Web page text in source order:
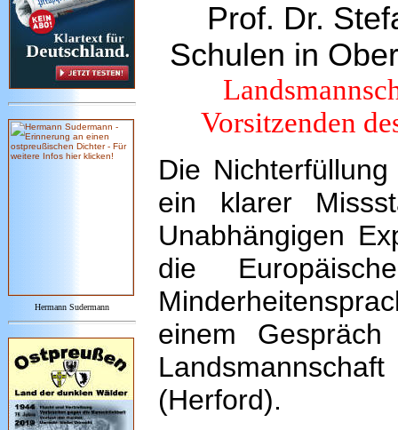
Hermann Sudermann
Prof. Dr.
Schulen in
Vorsitzenden
Die
ein klarer
Unabhängigen
die
einem
(Herford).